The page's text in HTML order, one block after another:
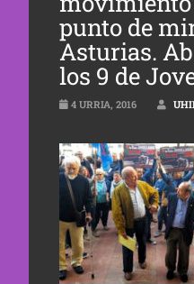
punto de
Asturias.
los 9 de
4 URRIA, 2016